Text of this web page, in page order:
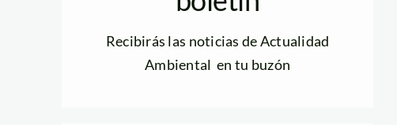
Recibirás las noticias de Actualidad
Ambiental en tu buzón